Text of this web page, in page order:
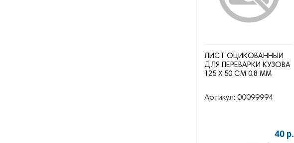
ЛИСТ ОЦИКОВАННЫЙ
ДЛЯ ПЕРЕВАРКИ КУЗОВА
125 Х 50 СМ 0,8 ММ
Артикул: 00099994
40 р.